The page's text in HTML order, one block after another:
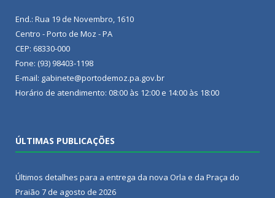
End.: Rua 19 de Novembro, 1610
Centro - Porto de Moz - PA
CEP: 68330-000
Fone: (93) 98403-1198
E-mail: gabinete@portodemoz.pa.gov.br
Horário de atendimento: 08:00 às 12:00 e 14:00 às 18:00
ÚLTIMAS PUBLICAÇÕES
Últimos detalhes para a entrega da nova Orla e da Praça do
Praião 7 de agosto de 2026